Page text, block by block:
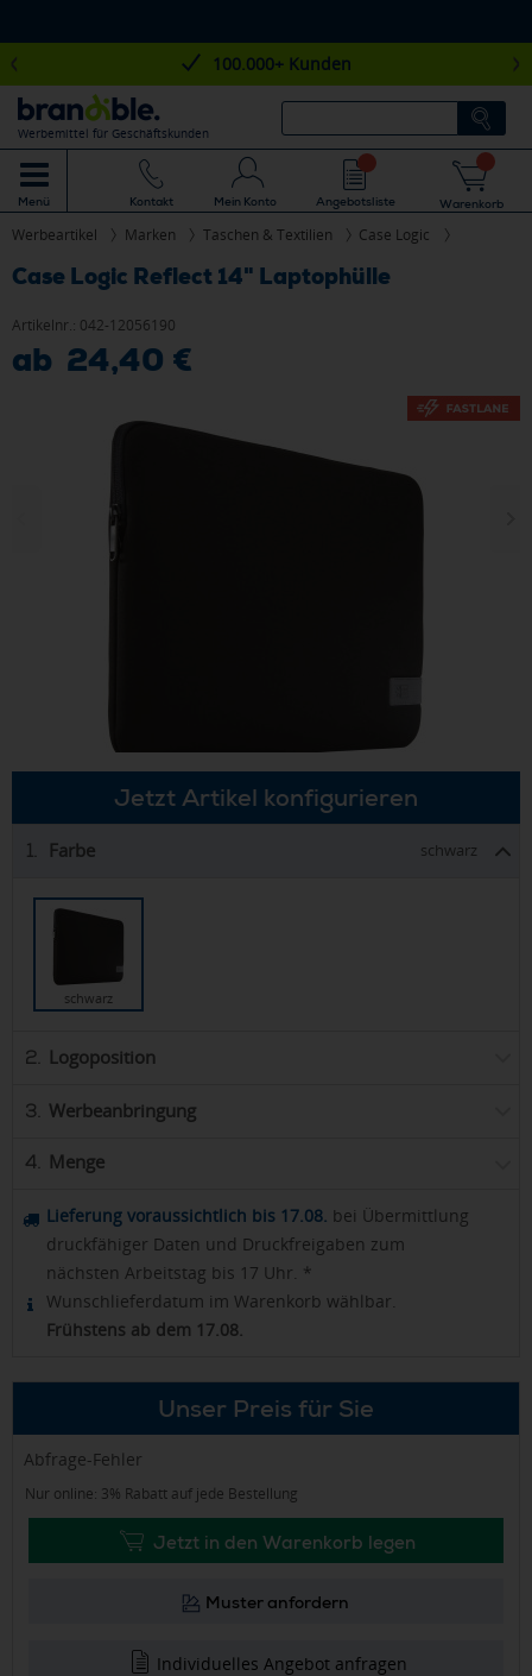
100.000+ Kunden
Werbemittel für Geschäftskunden
Menü Kontakt Mein Konto Angebotsliste Warenkorb
Werbeartikel Marken Taschen & Textilien Case Logic
Case Logic Reflect 14" Laptophülle
Artikelnr.: 042-12056190
ab 24,40 €
Jetzt Artikel konfigurieren
1. Farbe schwarz
schwarz
2. Logoposition
3. Werbeanbringung
4. Menge
Lieferung voraussichtlich bis 17.08. bei Übermittlung
druckfähiger Daten und Druckfreigaben zum
nächsten Arbeitstag bis 17 Uhr. *
Wunschlieferdatum im Warenkorb wählbar.
Frühstens ab dem 17.08.
Unser Preis für Sie
Abfrage-Fehler
Nur online: 3% Rabatt auf jede Bestellung
Jetzt in den Warenkorb legen
Muster anfordern
Individuelles Angebot anfragen